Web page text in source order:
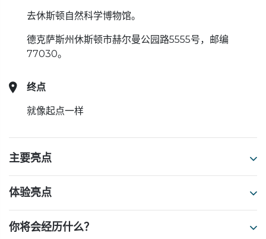
去休斯顿自然科学博物馆。
德克萨斯州休斯顿市赫尔曼公园路5555号，邮编
77030。
终点
就像起点一样
主要亮点
体验亮点
你将会经历什么？